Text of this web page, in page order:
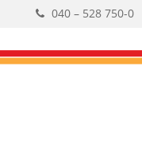
040 – 528 750-0